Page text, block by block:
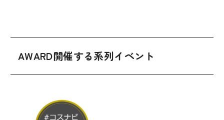
𝘊𝘏𝘐𝘏𝘐𝘙𝘖…
AWARD開催する系列イベント